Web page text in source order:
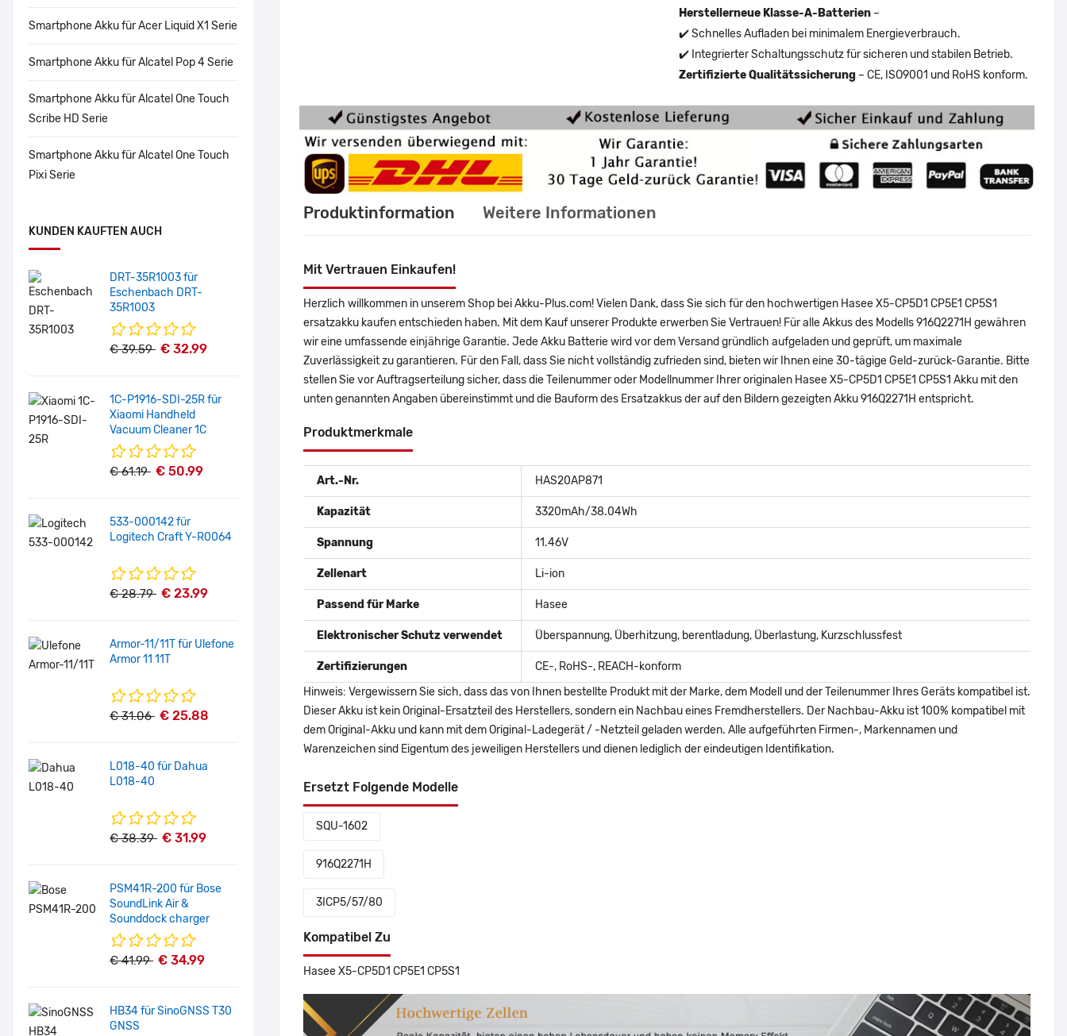
Smartphone Akku für Acer Liquid X1 Serie
Smartphone Akku für Alcatel Pop 4 Serie
Smartphone Akku für Alcatel One Touch
Scribe HD Serie
Smartphone Akku für Alcatel One Touch
Pixi Serie
KUNDEN KAUFTEN AUCH
DRT-35R1003 für
Eschenbach DRT-
35R1003
€ 39.59 € 32.99
1C-P1916-SDI-25R für
Xiaomi Handheld
Vacuum Cleaner 1C
€ 61.19 € 50.99
533-000142 für
Logitech Craft Y-R0064
€ 28.79 € 23.99
Armor-11/11T für Ulefone
Armor 11 11T
€ 31.06 € 25.88
L018-40 für Dahua
L018-40
€ 38.39 € 31.99
PSM41R-200 für Bose
SoundLink Air &
Sounddock charger
€ 41.99 € 34.99
HB34 für SinoGNSS T30
GNSS
Herstellerneue Klasse-A-Batterien –
✔️ Schnelles Aufladen bei minimalem Energieverbrauch.
✔️ Integrierter Schaltungsschutz für sicheren und stabilen Betrieb.
Zertifizierte Qualitätssicherung – CE, ISO9001 und RoHS konform.
Produktinformation Weitere Informationen
Mit Vertrauen Einkaufen!
Herzlich willkommen in unserem Shop bei Akku-Plus.com! Vielen Dank, dass Sie sich für den hochwertigen Hasee X5-CP5D1 CP5E1 CP5S1
ersatzakku kaufen entschieden haben. Mit dem Kauf unserer Produkte erwerben Sie Vertrauen! Für alle Akkus des Modells 916Q2271H gewähren
wir eine umfassende einjährige Garantie. Jede Akku Batterie wird vor dem Versand gründlich aufgeladen und geprüft, um maximale
Zuverlässigkeit zu garantieren. Für den Fall, dass Sie nicht vollständig zufrieden sind, bieten wir Ihnen eine 30-tägige Geld-zurück-Garantie. Bitte
stellen Sie vor Auftragserteilung sicher, dass die Teilenummer oder Modellnummer Ihrer originalen Hasee X5-CP5D1 CP5E1 CP5S1 Akku mit den
unten genannten Angaben übereinstimmt und die Bauform des Ersatzakkus der auf den Bildern gezeigten Akku 916Q2271H entspricht.
Produktmerkmale
Art.-Nr. HAS20AP871
Kapazität 3320mAh/38.04Wh
Spannung 11.46V
Zellenart Li-ion
Passend für Marke Hasee
Elektronischer Schutz verwendet Überspannung, Überhitzung, berentladung, Überlastung, Kurzschlussfest
Zertifizierungen
CE-, RoHS-, REACH-konform
Hinweis: Vergewissern Sie sich, dass das von Ihnen bestellte Produkt mit der Marke, dem Modell und der Teilenummer Ihres Geräts kompatibel ist.
Dieser Akku ist kein Original-Ersatzteil des Herstellers, sondern ein Nachbau eines Fremdherstellers. Der Nachbau-Akku ist 100% kompatibel mit
dem Original-Akku und kann mit dem Original-Ladegerät / -Netzteil geladen werden. Alle aufgeführten Firmen-, Markennamen und
Warenzeichen sind Eigentum des jeweiligen Herstellers und dienen lediglich der eindeutigen Identifikation.
Ersetzt Folgende Modelle
SQU-1602
916Q2271H
3ICP5/57/80
Kompatibel Zu
Hasee X5-CP5D1 CP5E1 CP5S1